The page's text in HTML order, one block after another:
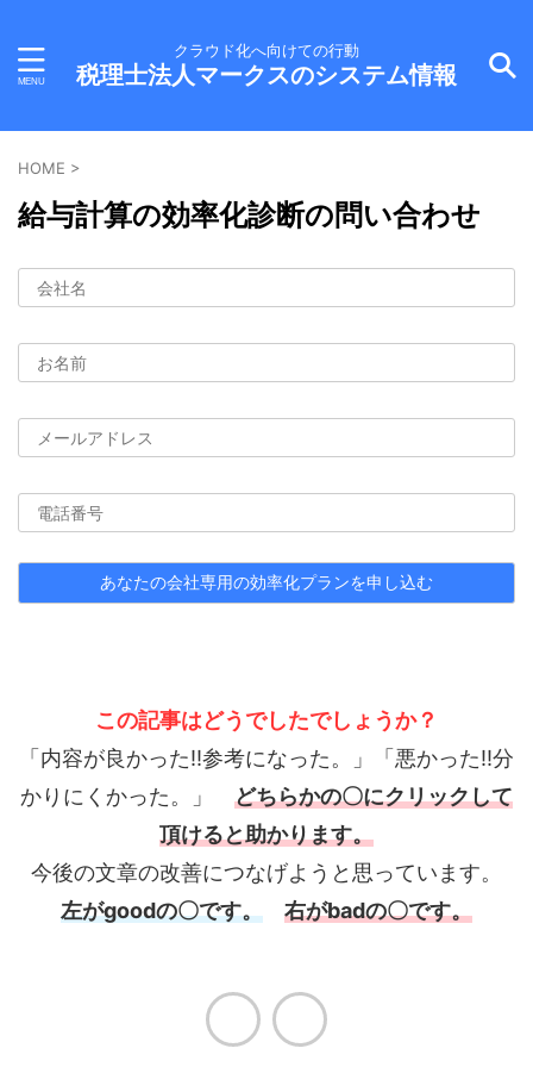
クラウド化へ向けての行動
税理士法人マークスのシステム情報
HOME >
給与計算の効率化診断の問い合わせ
この記事はどうでしたでしょうか？
「内容が良かった!!参考になった。」「悪かった!!分
かりにくかった。」 どちらかの〇にクリックして
頂けると助かります。
今後の文章の改善につなげようと思っています。
左がgoodの〇です。
右がbadの〇です。